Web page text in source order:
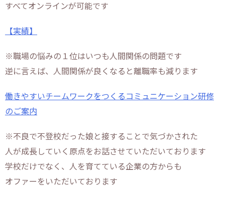
すべてオンラインが可能です
【実績】
※職場の悩みの１位はいつも人間関係の問題です
逆に言えば、人間関係が良くなると離職率も減ります
働きやすいチームワークをつくるコミュニケーション研修
のご案内
※不良で不登校だった娘と接することで気づかされた
人が成長していく原点をお話させていただいております
学校だけでなく、人を育てている企業の方からも
オファーをいただいております